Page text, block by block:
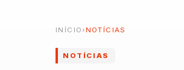
INÍCIO ›NOTÍCIAS
NOTÍCIAS